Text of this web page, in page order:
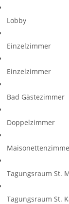
Lobby
Einzelzimmer
Einzelzimmer
Bad Gästezimmer
Doppelzimmer
Tagungsraum St.
Tagungsraum St.